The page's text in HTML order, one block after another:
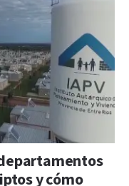
y cómo